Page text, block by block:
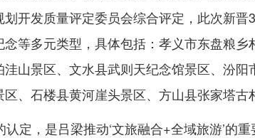
开发质量评定委员会综合评定，此次新
等多元类型，具体包括：孝义市东盘粮
山景区、文水县武则天纪念馆景区、汾
、石楼县黄河崖头景区、方山县张家塔古
认定，是吕梁推动‘文旅融合+全域旅游’的